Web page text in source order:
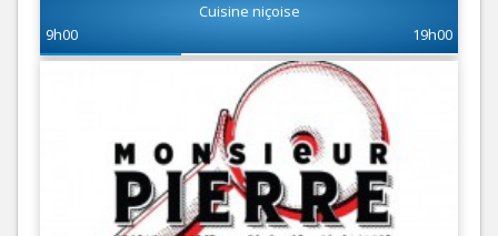
Cuisine niçoise
9h00
19h00